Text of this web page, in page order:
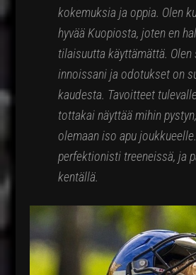
kokemuksia ja oppia. Olen
hyvää Kuopiosta, joten en
tilaisuutta käyttämättä. Olen
innoissani ja odotukset on
kaudesta. Tavoitteet
tottakai näyttää mihin
olemaan iso apu
perfektionisti treeneissä, ja
kentällä.